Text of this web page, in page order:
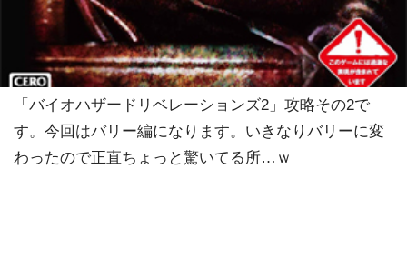
「バイオハザードリベレーションズ2」攻略その2で
す。今回はバリー編になります。いきなりバリーに変
わったので正直ちょっと驚いてる所…ｗ